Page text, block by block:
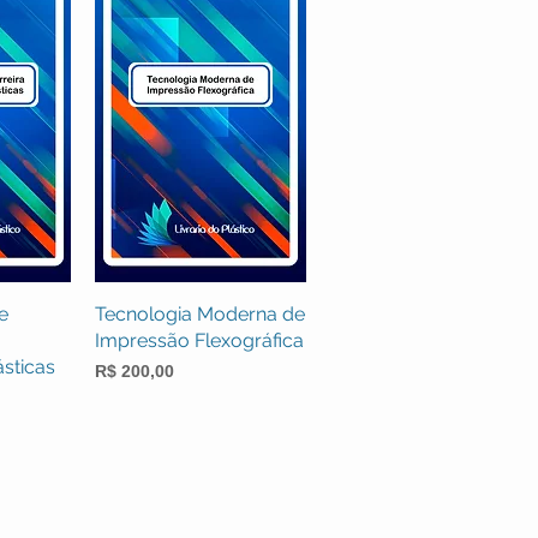
Visualização rápida
Tecnologia Moderna de
Impressão Flexográfica
Preço
R$ 200,00